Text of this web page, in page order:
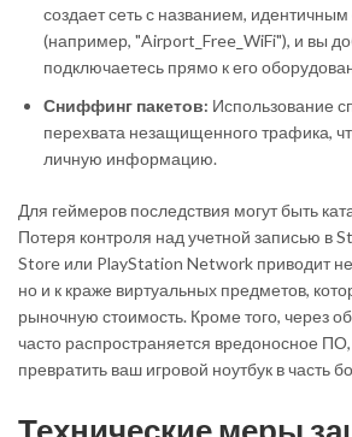
создает сеть с названием,
(например, "Airport_Free_WiFi"), и вы
подключаетесь прямо к его
Сниффинг пакетов: Использование
перехвата незащищенного трафика,
личную информацию.
Для геймеров последствия могут быть
Потеря контроля над учетной записью в
Store или PlayStation Network приводит не
но и к краже виртуальных предметов,
рыночную стоимость. Кроме того, через
часто распространяется вредоносное
превратить ваш игровой ноутбук в часть